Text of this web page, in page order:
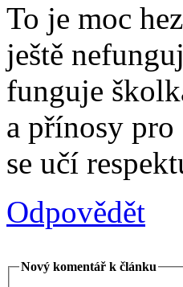
To je moc
ještě
funguje
a přínosy
se učí
Odpovědět
Nový komentář k článku